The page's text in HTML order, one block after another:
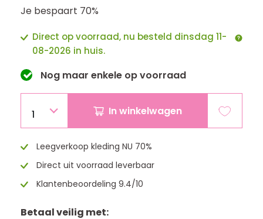
Je bespaart 70%
Direct op voorraad, nu besteld dinsdag 11-
08-2026 in huis.
Nog maar enkele op voorraad
1 In winkelwagen
Leegverkoop kleding NU 70%
Direct uit voorraad leverbaar
Klantenbeoordeling 9.4/10
Betaal veilig met: